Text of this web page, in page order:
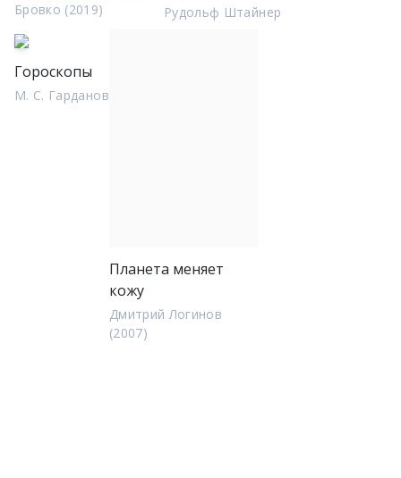
Бровко (2019)
Рудольф Штайнер
Гороскопы
М. С. Гарданов
Планета меняет
кожу
Дмитрий Логинов
(2007)